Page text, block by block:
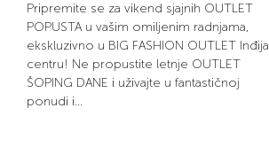
Pripremite se za vikend sjajnih OUTLET
POPUSTA u vašim omiljenim radnjama,
ekskluzivno u BIG FASHION OUTLET Inđija
centru! Ne propustite letnje OUTLET
ŠOPING DANE i uživajte u fantastičnoj
ponudi i...